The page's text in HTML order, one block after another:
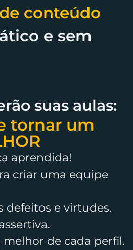
conteúdo
e sem
suas aulas:
tornar um
aprendida!
criar uma equipe
defeitos e virtudes.
melhor de cada perfil.